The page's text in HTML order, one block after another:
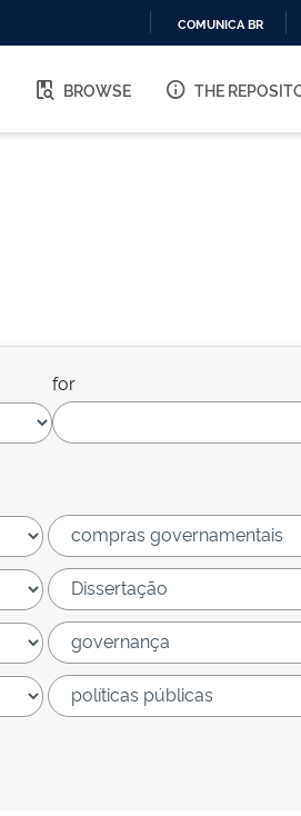
O
COMUNICA BR
BROWSE THE
for